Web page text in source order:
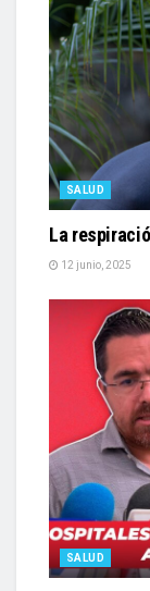
SALUD
La
12 junio, 2025
SALUD